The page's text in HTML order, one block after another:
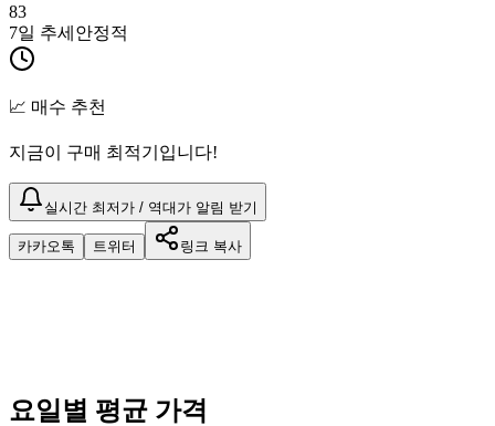
83
7일 추세 안정적
📈 매수 추천
지금이 구매 최적기입니다!
실시간 최저가 / 역대가 알림 받기
카카오톡 트위터 링크 복사
요일별 평균 가격